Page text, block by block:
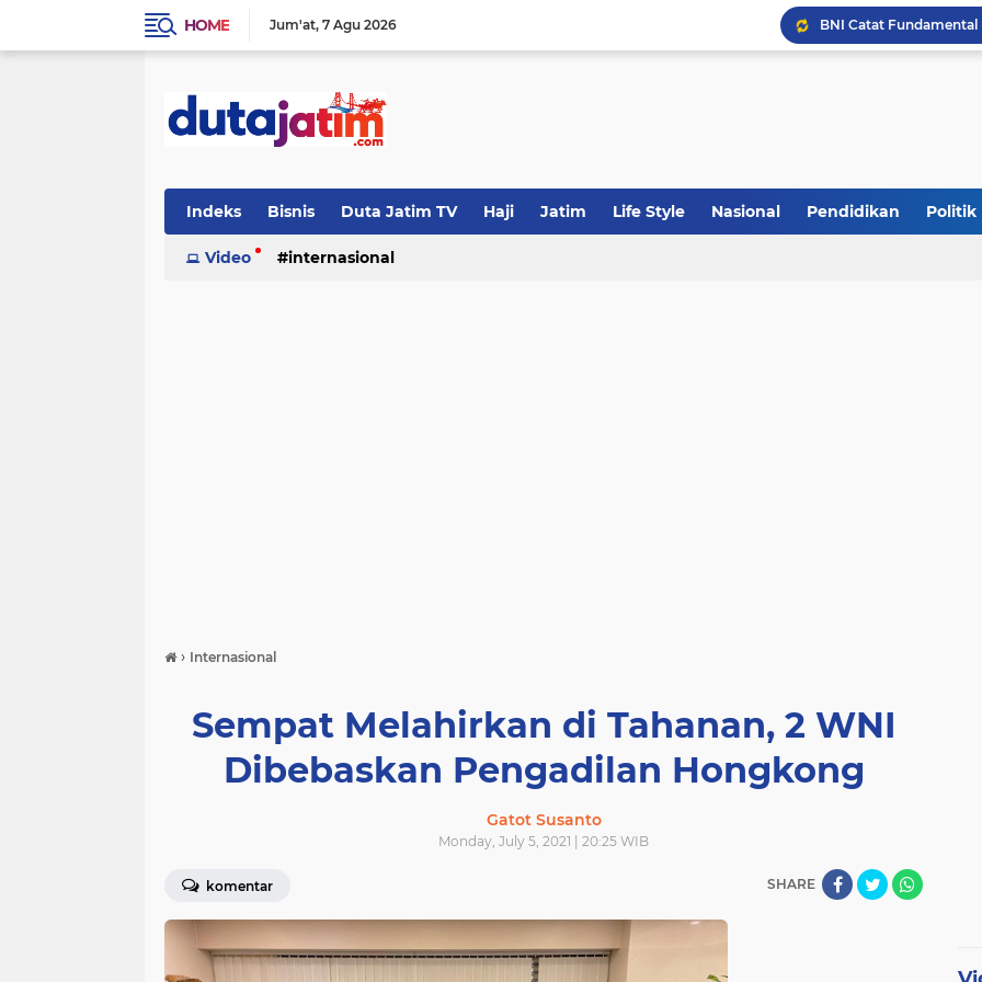
HOME Jum'at 7 Agu 2026
JakOne Mobile Antar
Indeks Bisnis Duta Jatim TV Haji Jatim Life Style Nasional Pendidikan Politik
Video internasional
› Internasional
Sempat Melahirkan di Tahanan, 2 WNI
Dibebaskan Pengadilan Hongkong
Gatot Susanto
Monday, July 5, 2021 | 20:25 WIB
komentar SHARE